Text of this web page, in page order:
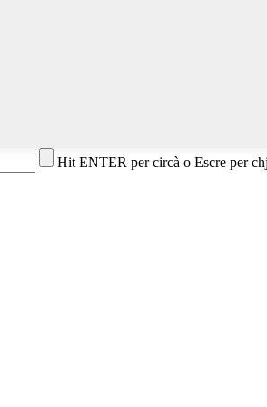
Hit ENTER per circà o Escre per